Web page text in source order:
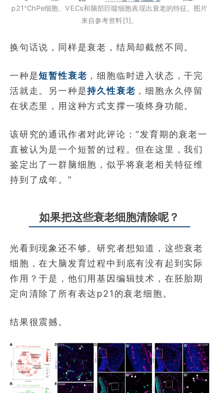
p21⁺ChPe细胞、VECs和脑部巨噬细胞表现出衰老的特征。图片
来自参考资料[1]。
换句话说，同样是衰老，结局却截然不同。
一种是短暂性衰老 ，细胞临时进入状态，干完
活就走。另一种是持久性衰老 ，细胞永久停留
在状态里，用这种方式支撑一项终身功能。
该研究的通讯作者对此评论：“发育期的衰老一
直被认为是一个短暂的过程。但在这里，我们
鉴定出了一群脑细胞，似乎将衰老相关特征维
持到了成年。”
如果把这些衰老细胞清除呢？
光看到现象还不够。研究者想知道，这些衰老
细胞，在大脑发育过程中到底有没有起到实际
作用？于是，他们用基因编辑技术，在胚胎期
定向清除了所有表达p21的衰老细胞。
结果很震撼。